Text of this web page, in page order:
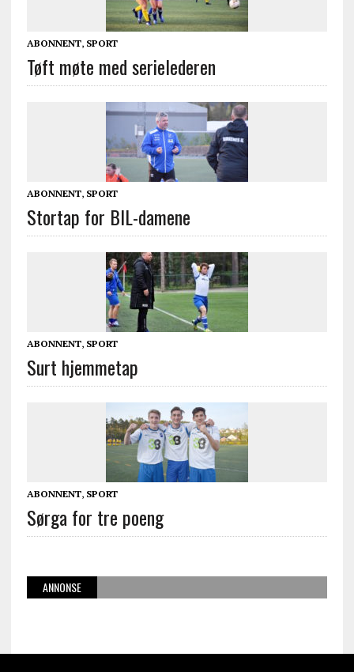
ABONNENT, SPORT
Tøft møte med serielederen
ABONNENT, SPORT
Stortap for BIL-damene
ABONNENT, SPORT
Surt hjemmetap
ABONNENT, SPORT
Sørga for tre poeng
ANNONSE